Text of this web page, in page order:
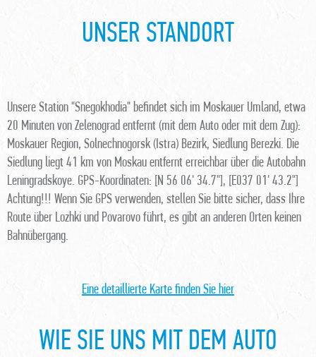
UNSER STANDORT
Unsere Station "Snegokhodia" befindet sich im Moskauer Umland, etwa
20 Minuten von Zelenograd entfernt (mit dem Auto oder mit dem Zug):
Moskauer Region, Solnechnogorsk (Istra) Bezirk, Siedlung Berezki. Die
Siedlung liegt 41 km von Moskau entfernt erreichbar über die Autobahn
Leningradskoye. GPS-Koordinaten: [N 56 06' 34.7"], [E037 01' 43.2"]
Achtung!!! Wenn Sie GPS verwenden, stellen Sie bitte sicher, dass Ihre
Route über Lozhki und Povarovo führt, es gibt an anderen Orten keinen
Bahnübergang.
Eine detaillierte Karte finden Sie hier
WIE SIE UNS MIT DEM AUTO